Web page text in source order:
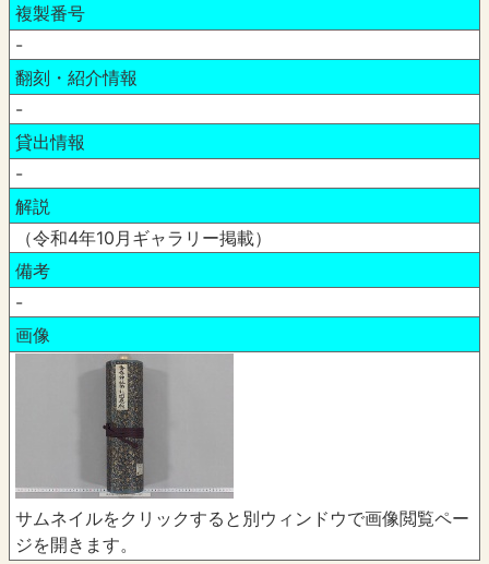
複製番号
-
翻刻・紹介情報
-
貸出情報
-
解説
（令和4年10月ギャラリー掲載）
備考
-
画像
サムネイルをクリックすると別ウィンドウで画像閲覧ペー
ジを開きます。